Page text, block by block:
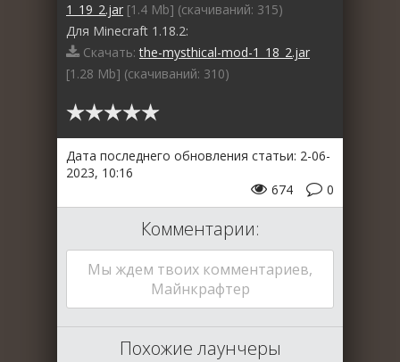
1_19_2.jar [1.4 Mb] (cкачиваний: 315)
Для Minecraft 1.18.2:
Скачать:the-mysthical-mod-1_18_2.jar
[1.28 Mb] (cкачиваний: 310)
Дата последнего обновления статьи: 2-06-
2023, 10:16
0
674
Комментарии:
Мы ждем твоих комментариев,
Майнкрафтер
Похожие лаунчеры